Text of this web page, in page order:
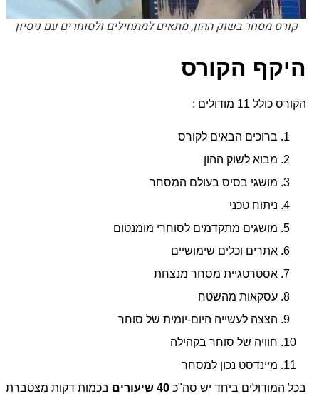
קורס מסחר בשוק ההון, מתאים למתחילים ולסוחרים עם ניסיון
היקף הקורס
הקורס כולל 11 מודולים :
ברוכים הבאים לקורס
מבוא לשוק ההון
מושגי בסיס בעולם המסחר
ניתוח טכני
מושגים מתקדמים לסוחרי מומנטום
אתרים וכלים שימושיים
אסטרטגיית מסחר מנצחת
עסקאות מהשטח
הצצה לעשייה היום-יומית של סוחר
חוויה של סוחר בקהילה
מיינדסט נכון למסחר
בכל המודולים ביחד יש סה"כ40 שיעורים
בכמות דקות מצטברת